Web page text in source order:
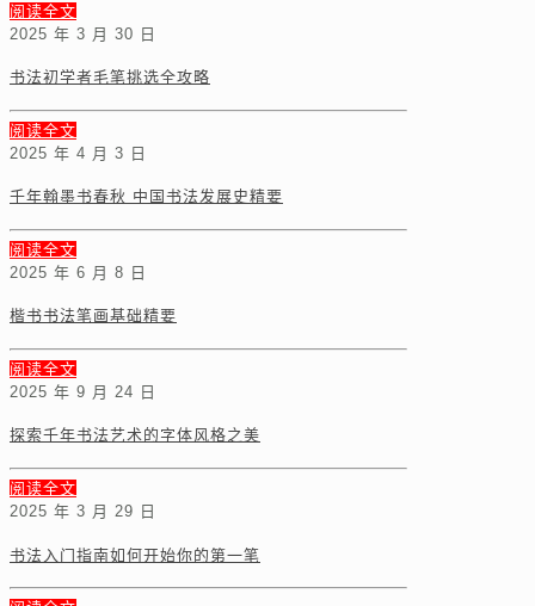
阅读全文
2025 年 3 月 30 日
书法初学者毛笔挑选全攻略
阅读全文
2025 年 4 月 3 日
千年翰墨书春秋 中国书法发展史精要
阅读全文
2025 年 6 月 8 日
楷书书法笔画基础精要
阅读全文
2025 年 9 月 24 日
探索千年书法艺术的字体风格之美
阅读全文
2025 年 3 月 29 日
书法入门指南如何开始你的第一笔